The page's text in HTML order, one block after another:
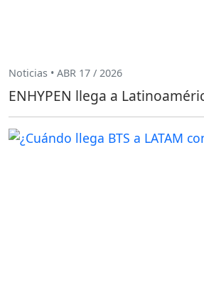
Noticias • ABR 17 / 2026
ENHYPEN llega a